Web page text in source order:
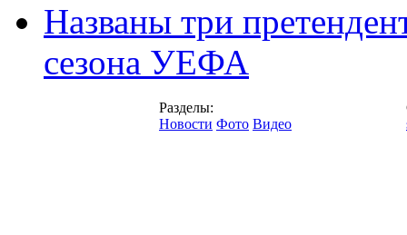
Названы три
сезона УЕФА
Разделы:
Новости Фото Видео